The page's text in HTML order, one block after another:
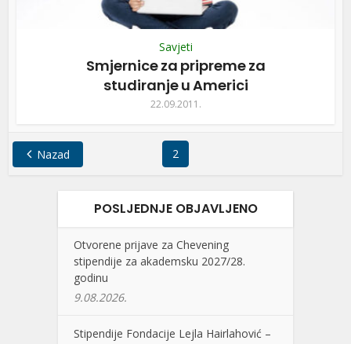
Savjeti
Smjernice za pripreme za
studiranje u Americi
22.09.2011.
Nazad 2
POSLJEDNJE OBJAVLJENO
Otvorene prijave za Chevening
stipendije za akademsku 2027/28.
godinu
9.08.2026.
Stipendije Fondacije Lejla Hairlahović –